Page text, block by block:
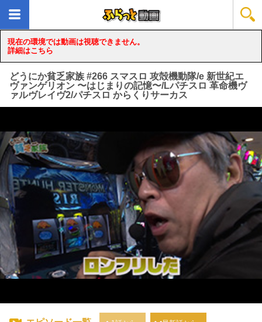
現在の環境では動画は視聴できません。
詳細はこちら
どうにか貧乏家族 #266 スマスロ 攻殻機動隊/e 新世紀エ
ヴァンゲリオン 〜はじまりの記憶〜/Lパチスロ 革命機ヴ
ァルヴレイヴ2/パチスロ からくりサーカス
loading...